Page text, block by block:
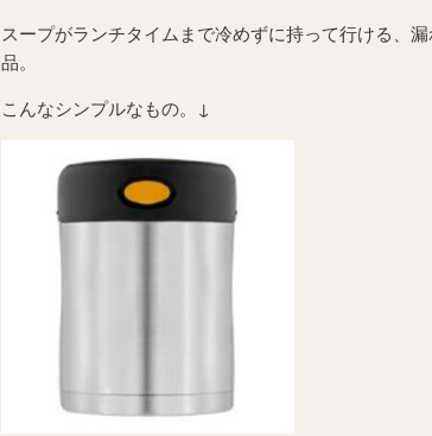
スープがランチタイムまで冷めずに持って行ける、
品。
こんなシンプルなもの。↓